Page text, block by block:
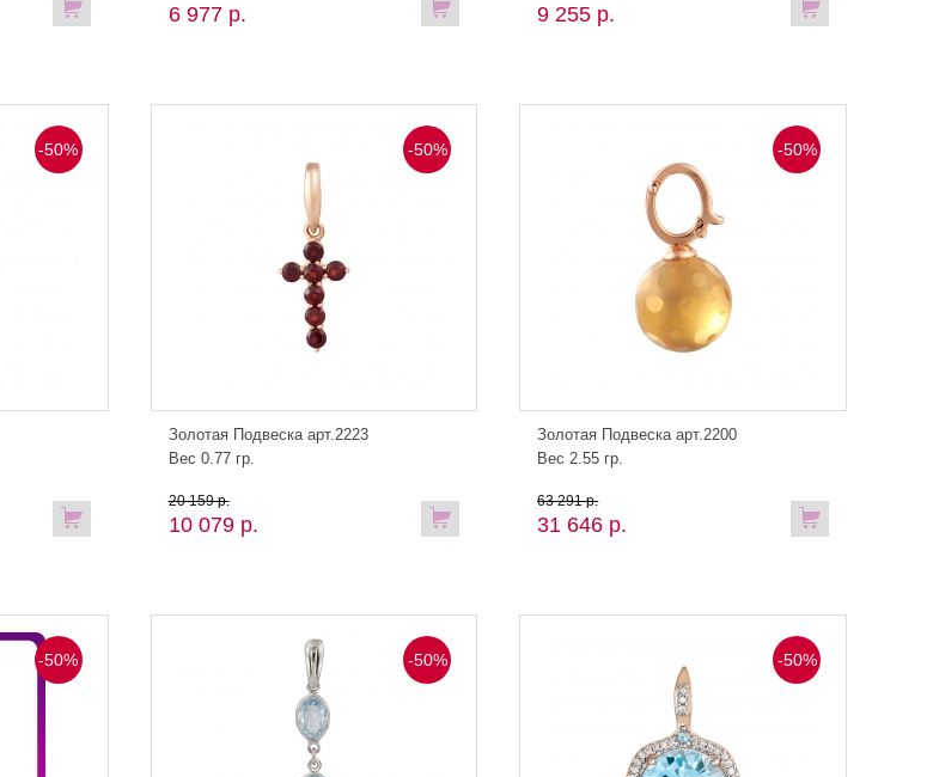
6 977 р. 9 255 р.
-50% -50%
Золотая Подвеска арт.2223
Вес 0.77 гр.
10 079 р.
20 159 р.
-50%
Золотая Подвеска арт.2200
Вес 2.55 гр.
31 646 р.
63 291 р.
-50% -50% -50%